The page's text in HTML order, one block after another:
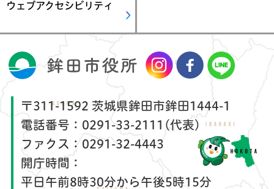
ウェブアクセシビリティ
〒311-1592 茨城県鉾田市鉾田1444-1
電話番号： 0291-33-2111(代表)
ファクス： 0291-32-4443
開庁時間：
平日午前8時30分から午後5時15分